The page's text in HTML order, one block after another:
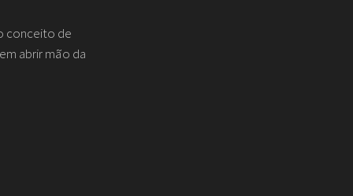
conceito de
abrir mão da